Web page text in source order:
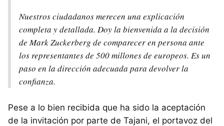
Nuestros ciudadanos merecen una explicación
completa y detallada. Doy la bienvenida a la decisión
de Mark Zuckerberg de comparecer en persona ante
los representantes de 500 millones de europeos. Es un
paso en la dirección adecuada para devolver la
confianza.
Pese a lo bien recibida que ha sido la aceptación
de la invitación por parte de Tajani, el portavoz del